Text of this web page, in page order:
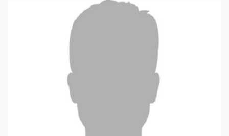
Profesor Begum Gulbahar
Founder Organization representative